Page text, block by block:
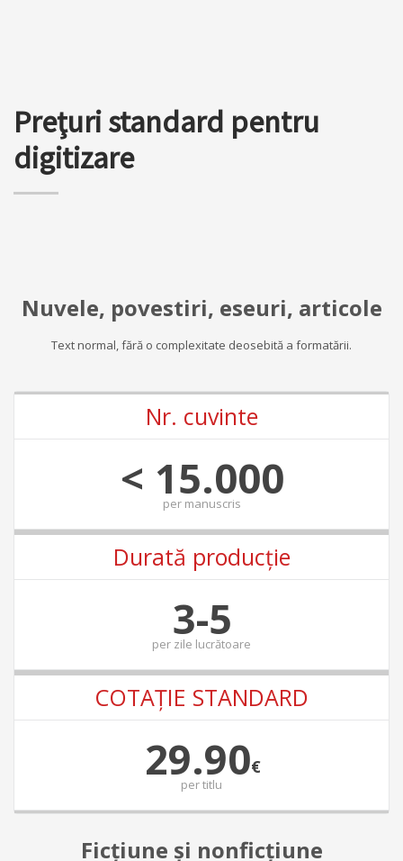
Preţuri standard pentru
digitizare
Nuvele, povestiri, eseuri, articole
Text normal, fără o complexitate deosebită a formatării.
Nr. cuvinte
< 15.000
per manuscris
Durată producție
3-5
per zile lucrătoare
COTAŢIE STANDARD
29.90€
pertitlu
Ficţiune şi nonficţiune